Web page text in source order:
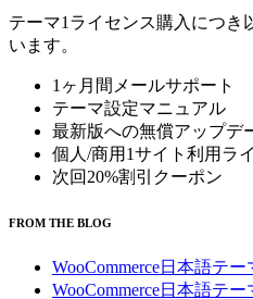
テーマ1ライセンス購入につき
います。
1ヶ月間メールサポート
テーマ設定マニュアル
最新版への無償アップデ
個人/商用1サイト利用ラ
次回20%割引クーポン
FROM THE BLOG
WooCommerce日本語テ
WooCommerce日本語テ